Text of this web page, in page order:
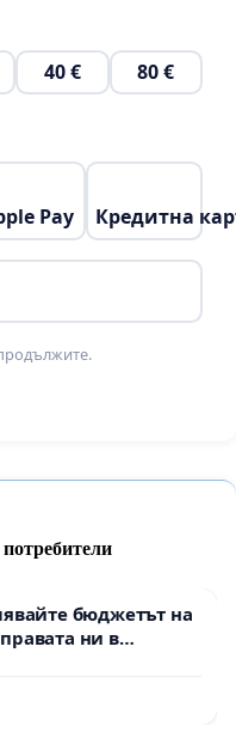
40 € 80 €
Pay Кредитна
бюджетът на
ни в